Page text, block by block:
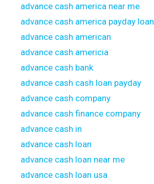
advance cash america near me
advance cash america payday loan
advance cash american
advance cash americia
advance cash bank
advance cash cash loan payday
advance cash company
advance cash finance company
advance cash in
advance cash loan
advance cash loan near me
advance cash loan usa